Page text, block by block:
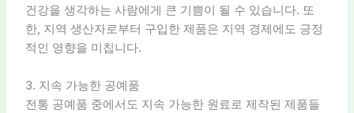
건강을 생각하는 사람에게 큰 기쁨이 될 수 있습니다. 또
한, 지역 생산자로부터 구입한 제품은 지역 경제에도 긍정
적인 영향을 미칩니다.
3. 지속 가능한 공예품
전통 공예품 중에서도 지속 가능한 원료로 제작된 제품들